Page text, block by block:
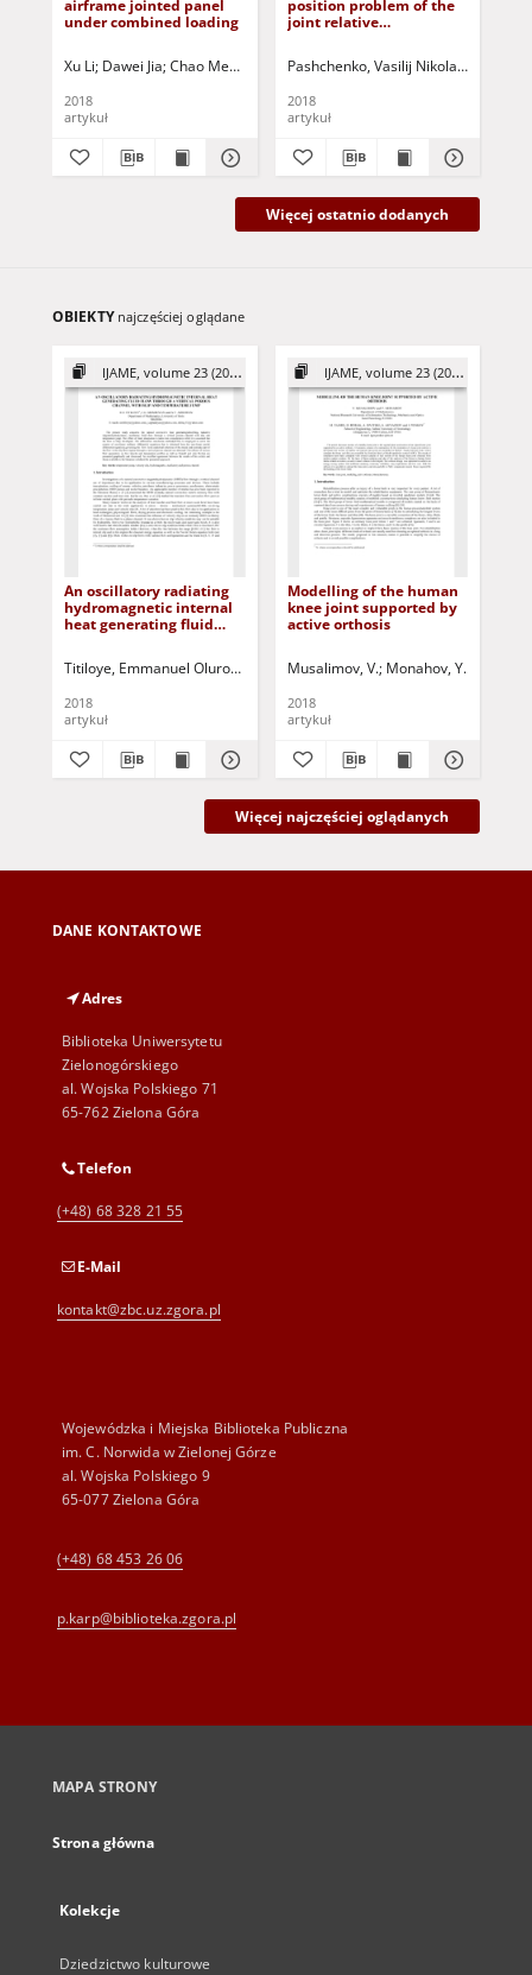
airframe jointed panel
under combined loading
Xu Li Dawei Jia Chao Meng Jurczak, Paweł - red.
2018
artykuł
position problem of the
joint relative
degrees of freedom
Pashchenko, Vasilij Nikolaevič
2018
artykuł
Więcej ostatnio dodanych
OBIEKTY najczęściej oglądane
IJAME, volume 23 (2018)
An oscillatory radiating
hydromagnetic internal
heat generating fluid
and temperature jump
Titiloye, Emmanuel Olurotimi Gbadeyan, J.A. Adeosun, Adeshina
2018
artykuł
IJAME, volume 23 (2018)
Modelling of the human
knee joint supported by
active orthosis
Musalimov, V. Monahov, Y.
2018
artykuł
Więcej najczęściej oglądanych
DANE KONTAKTOWE
Adres
Biblioteka Uniwersytetu
Zielonogórskiego
al. Wojska Polskiego 71
65-762 Zielona Góra
Telefon
(+48) 68 328 21 55
E-Mail
kontakt@zbc.uz.zgora.pl
Wojewódzka i Miejska Biblioteka Publiczna
im. C. Norwida w Zielonej Górze
al. Wojska Polskiego 9
65-077 Zielona Góra
(+48) 68 453 26 06
p.karp@biblioteka.zgora.pl
MAPA STRONY
Strona główna
Kolekcje
Dziedzictwo kulturowe